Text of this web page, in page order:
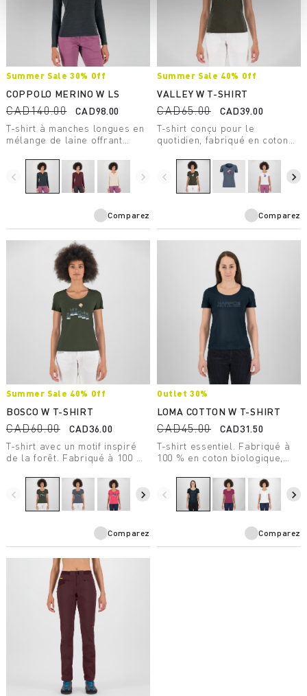
Summer Sale 30% Off
COPPOLO MERINO W LS
CAD140.00
CAD98.00
T-shirt à manches longues en
mélange de laine offrant
l’humidité. Confectionné en
laine mérinos certifiée sans
mulesing.
navigate_before navigate_next
Comparez
Summer Sale 40% Off
VALLEY W T-SHIRT
CAD65.00
CAD39.00
T-shirt conçu pour le
quotidien, fabriqué en coton
navigate_before navigate_next
Comparez
Summer Sale 40% Off
BOSCO W T-SHIRT
CAD60.00
CAD36.00
T-shirt avec un motif inspiré
de la forêt. Fabriqué à 100 %
hypoallergénique et respirant,
il est idéal pour les moments
de détente.
navigate_before navigate_next
Comparez
Outlet 30%
LOMA COTTON W T-SHIRT
CAD45.00
CAD31.50
T-shirt essentiel. Fabriqué à
100 % en coton biologique,
il est conçu pour le temps
libre.
navigate_before navigate_next
Comparez